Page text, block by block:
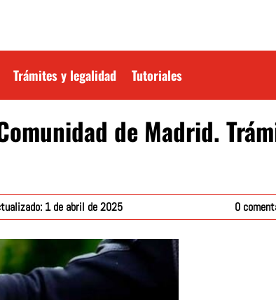
Trámites y legalidad Tutoriales
de Madrid.
1 de abril de 2025 0